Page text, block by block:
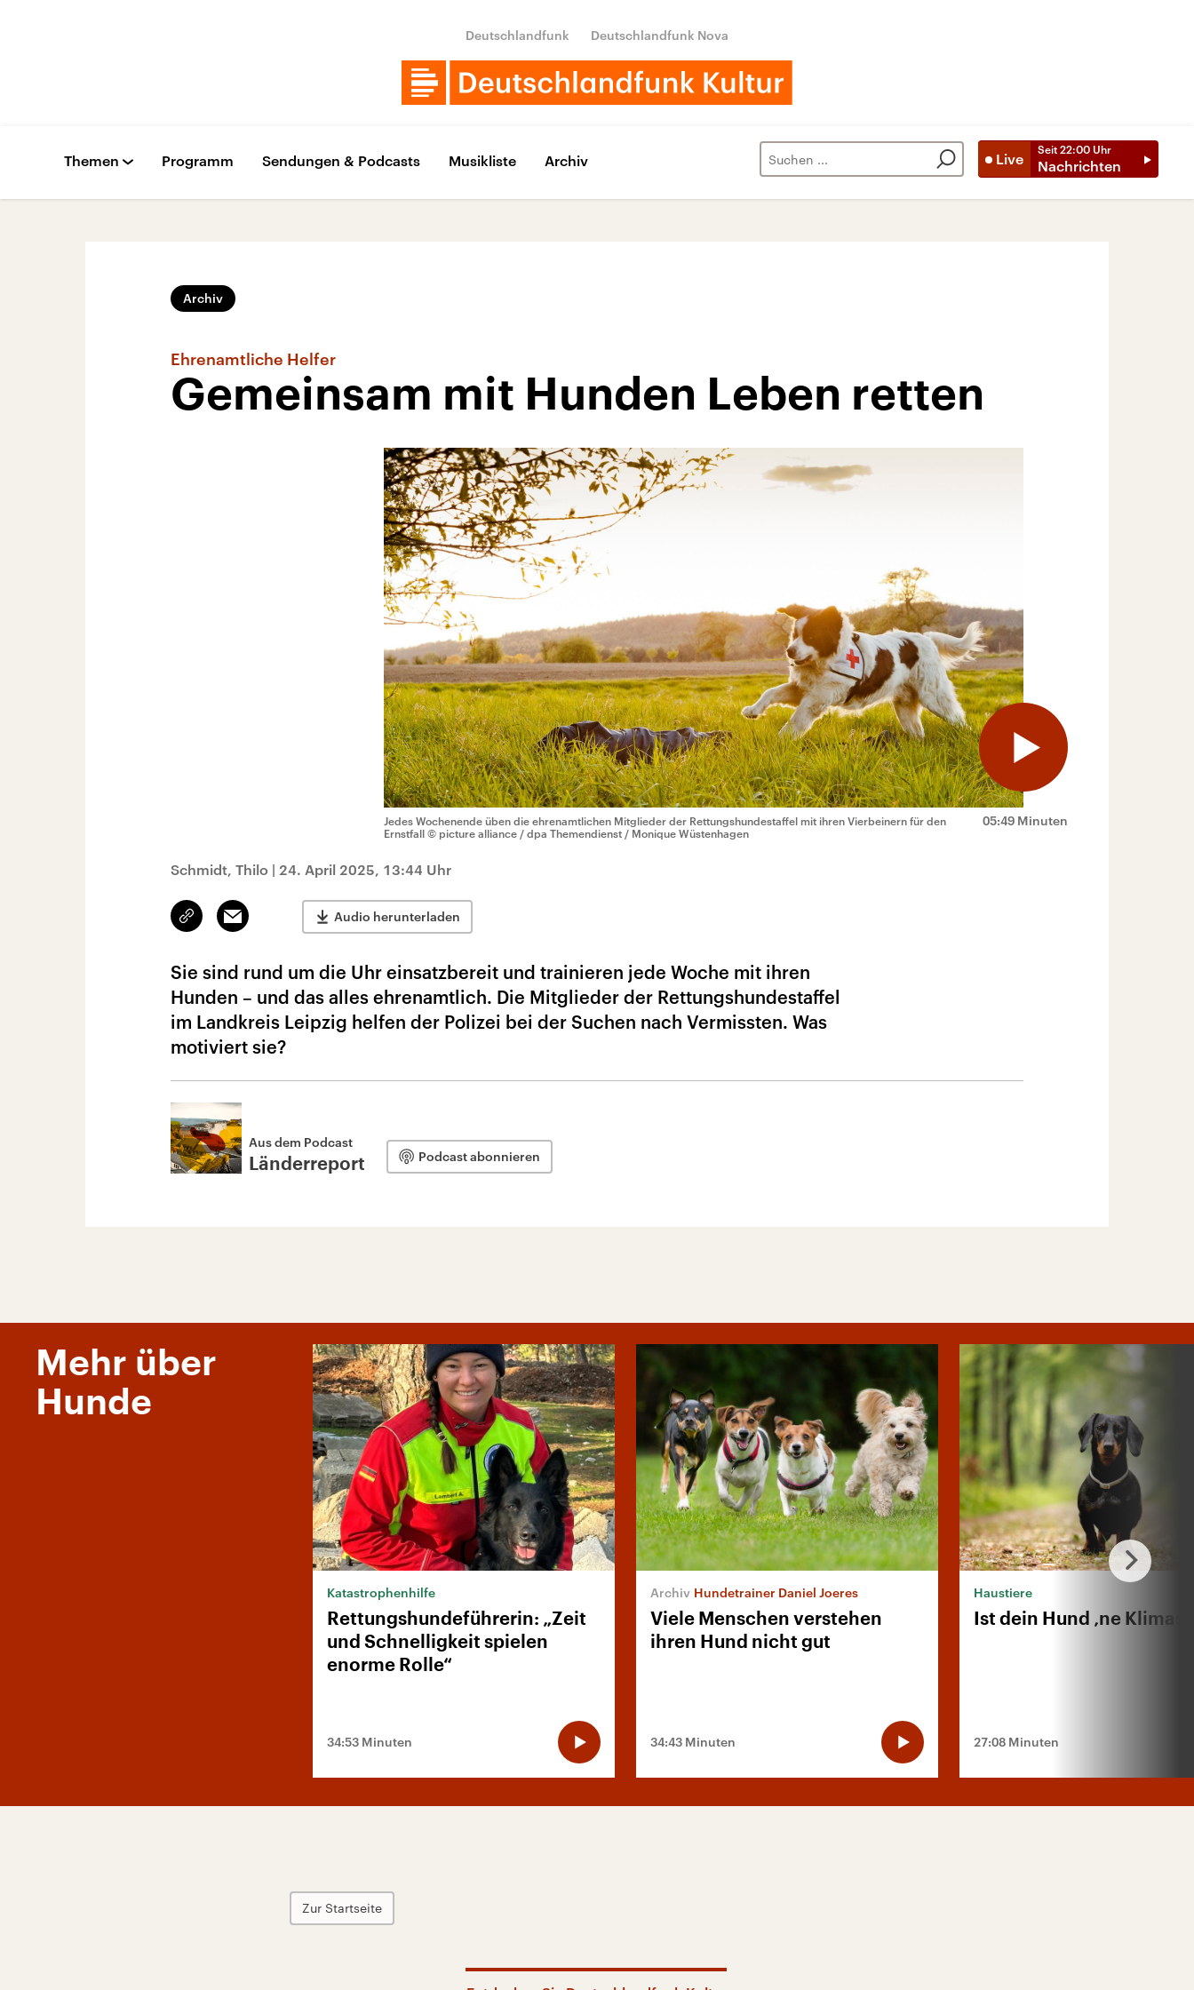
Deutschlandfunk Deutschlandfunk Nova
Live
Seit 22:00 Uhr
Nachrichten
Themen Programm Sendungen & Podcasts Musikliste Archiv
Archiv
Ehrenamtliche Helfer
Gemeinsam mit Hunden Leben retten
05:49 Minuten
Jedes Wochenende üben die ehrenamtlichen Mitglieder der Rettungshundestaffel mit ihren Vierbeinern für den
Ernstfall © picture alliance / dpa Themendienst / Monique Wüstenhagen
Schmidt, Thilo | 24. April 2025, 13:44 Uhr
Link
kopieren/teilen
Email Audio herunterladen
Sie sind rund um die Uhr einsatzbereit und trainieren jede Woche mit ihren
Hunden – und das alles ehrenamtlich. Die Mitglieder der Rettungshundestaffel
im Landkreis Leipzig helfen der Polizei bei der Suchen nach Vermissten. Was
motiviert sie?
Aus dem Podcast
Länderreport Podcast abonnieren
Mehr über
Hunde
Katastrophenhilfe
Rettungshundeführerin: „Zeit
und Schnelligkeit spielen
enorme Rolle“
34:53 Minuten
Hundetrainer Daniel Joeres
Viele Menschen verstehen
ihren Hund nicht gut
34:43 Minuten
Haustiere
Ist dein Hund ‚ne
27:08 Minuten
Zur Startseite